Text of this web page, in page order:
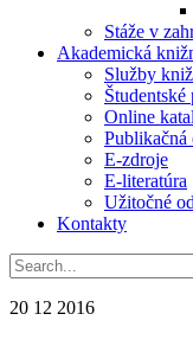
Stáže v
Akademická
Služby
Študentské
Online
E-zdroje
E-literatúra
Užitočné
Kontakty
20 12 2016